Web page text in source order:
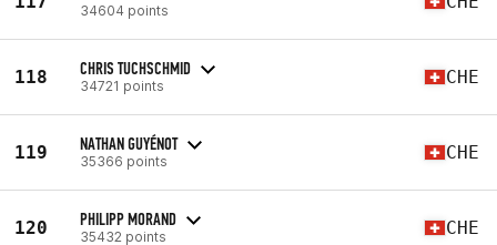
34604 points
118 CHRIS TUCHSCHMID
34721 points CHE
119 NATHAN GUYÉNOT
35366 points CHE
120 PHILIPP MORAND
35432 points CHE